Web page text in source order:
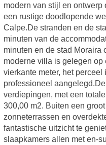
modern van stijl en
een rustige doodlopende
Calpe.De stranden en de
minuten van de
minuten en de stad Moraira
moderne villa is gelegen
vierkante meter, het
professioneel
verdiepingen, met een
300,00 m2. Buiten een
zonneterrassen en
fantastische uitzicht te
slaapkamers allen met en-